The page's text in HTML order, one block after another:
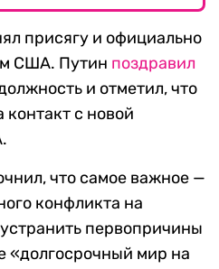
присягу и официально
США. Путин поздравил
и отметил, что
контакт с новой
что самое важное —
конфликта на
первопричины
«долгосрочный мир на